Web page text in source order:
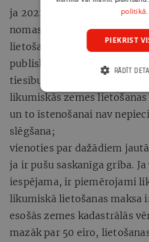
ja 2022. gada 1. janvārī nav
nomas līguma (vai tiesas
lietošanā esošā zemes
publiskai personai,
tiesību darbība sākas ar
likumiskās zemes
un to īstenošanai nav
slēgšana;
vienoties par dažādiem
ja ir pušu saskanīga griba.
iespējama, ir piemērojami
likumiskā lietošanas maksa
esošās zemes kadastrālās
mazāk par 50 eiro,
politikā.
PIEKRIST
RĀDĪT